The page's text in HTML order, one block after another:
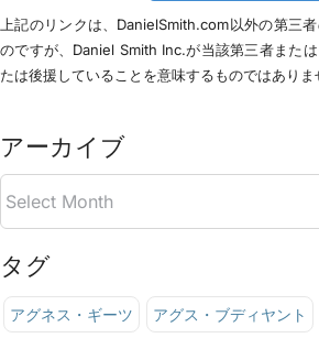
上記のリンクは、DanielSmith.com以外の第三
のですが、Daniel Smith Inc.が当該第三者また
たは後援していることを意味するものではありま
アーカイブ
タグ
アグネス・ギーツ アグス・ブディヤント